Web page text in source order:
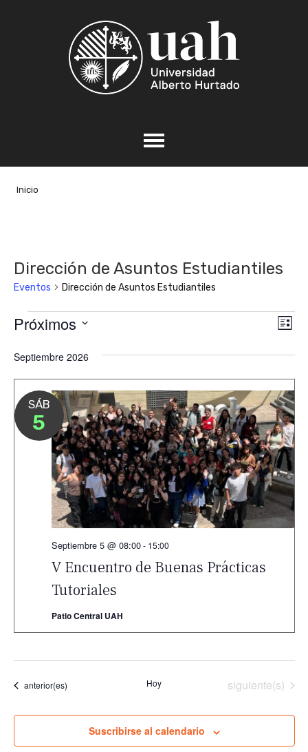
Inicio
Dirección de Asuntos Estudiantiles
Eventos Dirección de Asuntos Estudiantiles
Eventos
de
Próximos
fecha.
Septiembre 2026
SÁB
5
V Encuentro de Buenas Prácticas
Tutoriales
Septiembre 5 @ 08:00- 15:00
Patio Central UAH
Eventos
anterior(es) Hoy Eventos
siguiente(s)
Suscribirse al calendario